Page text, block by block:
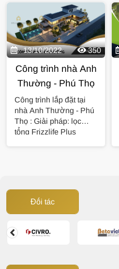
nghệ hiện đại,...
13/10/2022 350
Công trình nhà Anh
Thường - Phú Thọ
Công trình lắp đặt tại
nhà Anh Thường - Phú
Thọ : Giải pháp: lọc
tổng Frizzlife Plus
Đối tác